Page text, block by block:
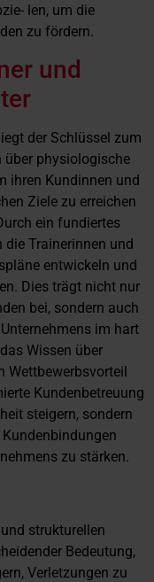
len, um die
zu fördern.
und
der Schlüssel zum
über physiologische
ihren Kundinnen und
Ziele zu erreichen
ein fundiertes
die Trainerinnen und
entwickeln und
Dies trägt nicht nur
bei, sondern auch
im hart
Wissen über
Wettbewerbsvorteil
Kundenbetreuung
steigern, sondern
zu stärken.
strukturellen
Bedeutung,
Verletzungen zu